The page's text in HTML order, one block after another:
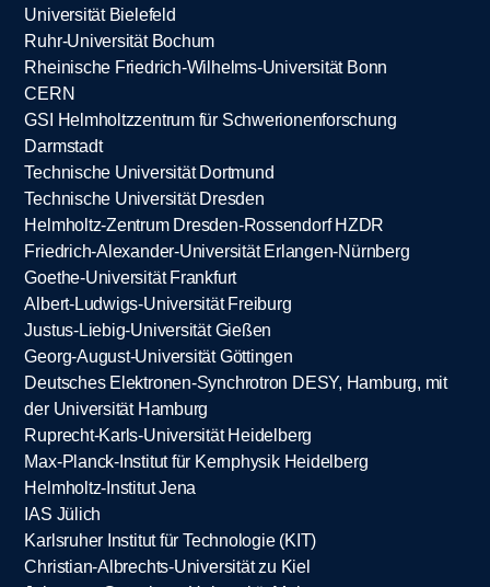
Universität Bielefeld
Ruhr-Universität Bochum
Rheinische Friedrich-Wilhelms-Universität Bonn
CERN
GSI Helmholtzzentrum für Schwerionenforschung
Darmstadt
Technische Universität Dortmund
Technische Universität Dresden
Helmholtz-Zentrum Dresden-Rossendorf HZDR
Friedrich-Alexander-Universität Erlangen-Nürnberg
Goethe-Universität Frankfurt
Albert-Ludwigs-Universität Freiburg
Justus-Liebig-Universität Gießen
Georg-August-Universität Göttingen
Deutsches Elektronen-Synchrotron DESY, Hamburg, mit
der Universität Hamburg
Ruprecht-Karls-Universität Heidelberg
Max-Planck-Institut für Kernphysik Heidelberg
Helmholtz-Institut Jena
IAS Jülich
Karlsruher Institut für Technologie (KIT)
Christian-Albrechts-Universität zu Kiel